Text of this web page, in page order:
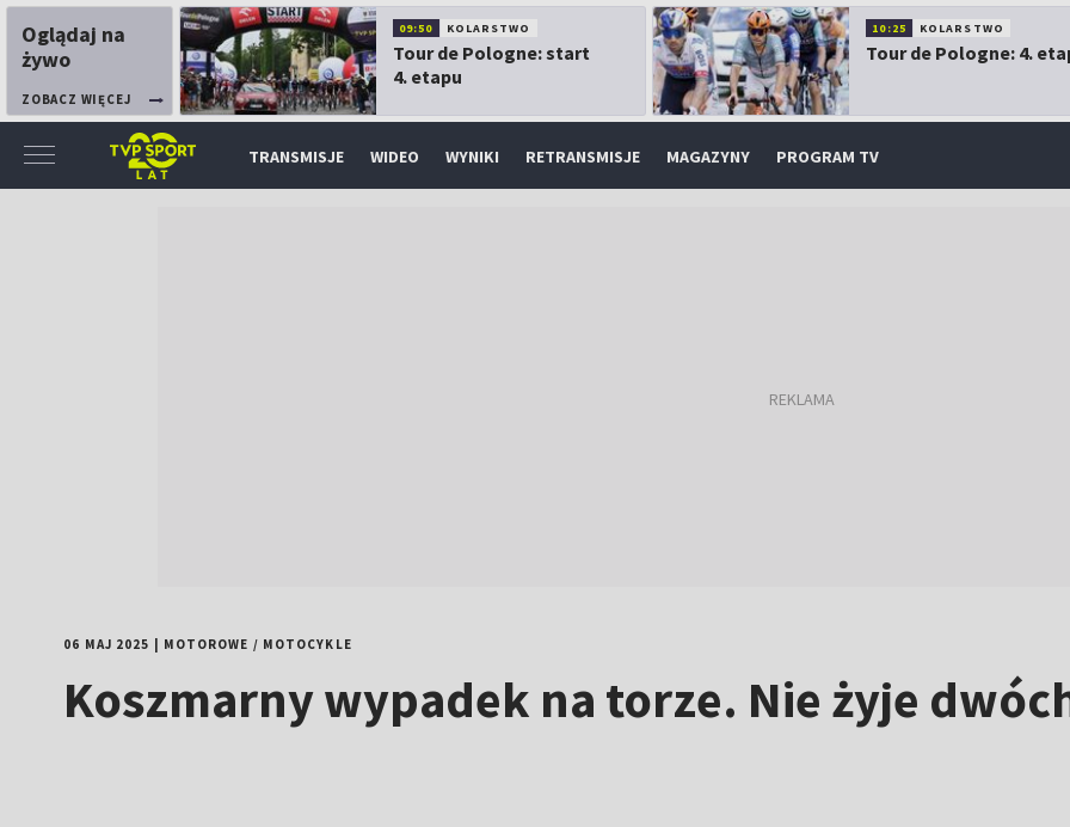
Oglądaj na
żywo
ZOBACZ WIĘCEJ
09:50 KOLARSTWO
Tour de Pologne: start
4. etapu
10:25 KOLARSTWO
Tour de Pologne: 4.
TRANSMISJE WIDEO WYNIKI RETRANSMISJE MAGAZYNY PROGRAM TV
06 MAJ 2025 MOTOROWE / MOTOCYKLE
Koszmarny wypadek na torze. Nie żyje